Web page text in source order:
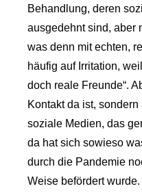
Behandlung, deren
ausgedehnt sind, aber
was denn mit echten,
häufig auf Irritation,
doch reale Freunde“.
Kontakt da ist,
soziale Medien, das
da hat sich sowieso
durch die Pandemie
Weise befördert wurde.